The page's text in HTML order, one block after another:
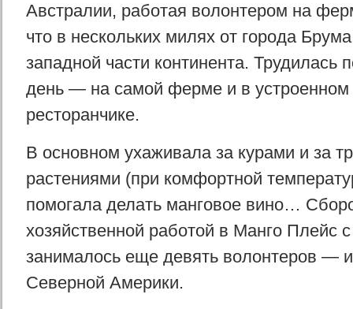
Австралии, работая волонтером на
что в нескольких милях от города
западной части континента. Трудилась
день — на самой ферме и в устроенном
ресторанчике.
В основном ухаживала за курами и за
растениями (при комфортной
помогала делать манговое вино…
хозяйственной работой в Манго Плейс
занималось еще девять волонтеров —
Северной Америки.